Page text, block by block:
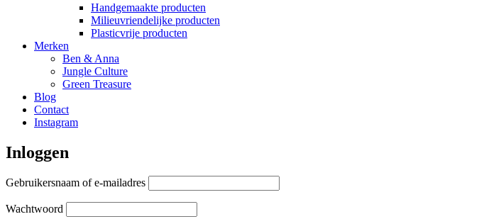
Handgemaakte producten
Milieuvriendelijke producten
Plasticvrije producten
Merken
Ben & Anna
Jungle Culture
Green Treasure
Blog
Contact
Instagram
Inloggen
Gebruikersnaam of e-mailadres
Wachtwoord